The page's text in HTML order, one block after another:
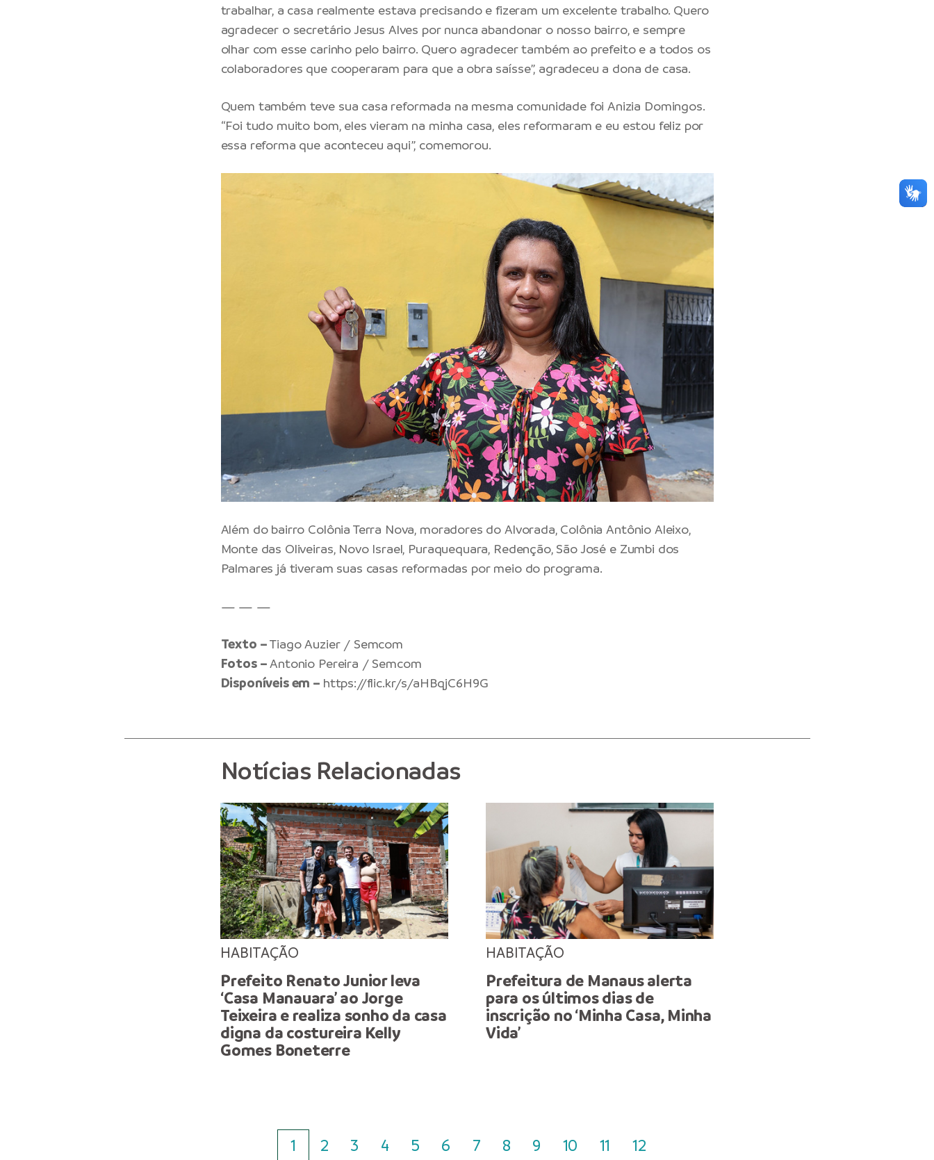
trabalhar, a casa realmente estava precisando e fizeram um excelente trabalho. Quero
agradecer o secretário Jesus Alves por nunca abandonar o nosso bairro, e sempre
olhar com esse carinho pelo bairro. Quero agradecer também ao prefeito e a todos os
colaboradores que cooperaram para que a obra saísse”, agradeceu a dona de casa.
Quem também teve sua casa reformada na mesma comunidade foi Anizia Domingos.
“Foi tudo muito bom, eles vieram na minha casa, eles reformaram e eu estou feliz por
essa reforma que aconteceu aqui”, comemorou.
Além do bairro Colônia Terra Nova, moradores do Alvorada, Colônia Antônio Aleixo,
Monte das Oliveiras, Novo Israel, Puraquequara, Redenção, São José e Zumbi dos
Palmares já tiveram suas casas reformadas por meio do programa.
— — —
Texto –Tiago Auzier / Semcom
Fotos –Antonio Pereira / Semcom
Disponíveis em – https://flic.kr/s/aHBqjC6H9G
Notícias Relacionadas
HABITAÇÃO
Prefeito Renato Junior leva
‘Casa Manauara’ ao Jorge
Teixeira e realiza sonho da casa
digna da costureira Kelly
Gomes Boneterre
HABITAÇÃO
Prefeitura de Manaus alerta
para os últimos dias de
inscrição no ‘Minha Casa, Minha
Vida’
1 2 3 4 5 6 7 8 9 10 11 12